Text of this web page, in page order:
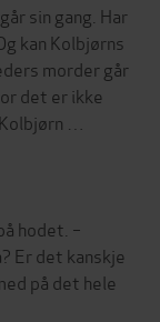
sin gang. Har
kan Kolbjørns
morder går
det er ikke
…
hodet. –
Er det kanskje
på det hele